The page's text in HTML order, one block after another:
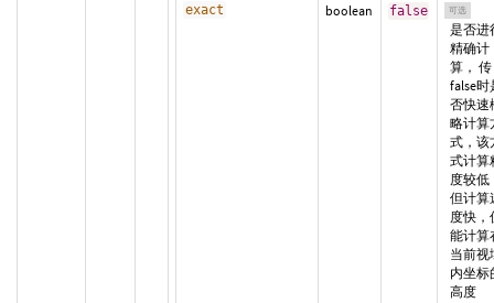
exact boolean false 可选
是否进
精确计
算， 传
false时
否快速
略计算
式，该
式计算
度较低
但计算
度快，
能计算
当前视
内坐标
高度